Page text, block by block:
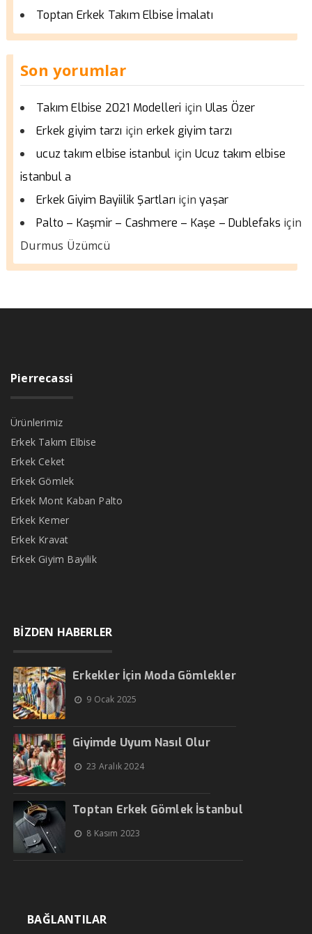
Toptan Erkek Takım Elbise İmalatı
Son yorumlar
Takım Elbise 2021 Modelleri için Ulas Özer
Erkek giyim tarzı için erkek giyim tarzı
ucuz takım elbise istanbul için Ucuz takım elbise
istanbul a
Erkek Giyim Bayiilik Şartları içinyaşar
Palto – Kaşmir – Cashmere – Kaşe – Dublefaks için
Durmus Üzümcü
Pierrecassi
Ürünlerimiz
Erkek Takım Elbise
Erkek Ceket
Erkek Gömlek
Erkek Mont Kaban Palto
Erkek Kemer
Erkek Kravat
Erkek Giyim Bayilik
BİZDEN HABERLER
Erkekler İçin Moda Gömlekler
9 Ocak 2025
Giyimde Uyum Nasıl Olur
23 Aralık 2024
Toptan Erkek Gömlek İstanbul
8 Kasım 2023
BAĞLANTILAR